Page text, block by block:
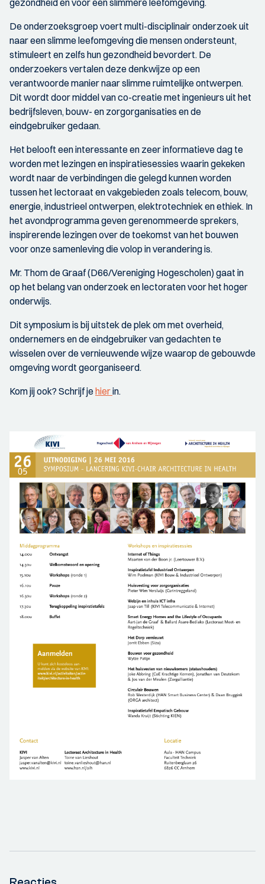
De onderzoeksgroep voert multi-disciplinair onderzoek uit
naar een slimme leefomgeving die mensen ondersteunt,
stimuleert en zelfs hun gezondheid bevordert. De
onderzoekers vertalen deze denkwijze op een
verantwoorde manier naar slimme ruimtelijke ontwerpen.
Dit wordt door middel van co-creatie met ingenieurs uit het
bedrijfsleven, bouw- en zorgorganisaties en de
eindgebruiker gedaan.
Het belooft een interessante en zeer informatieve dag te
worden met lezingen en inspiratiesessies waarin gekeken
wordt naar de verbindingen die gelegd kunnen worden
tussen het lectoraat en vakgebieden zoals telecom, bouw,
energie, industrieel ontwerpen, elektrotechniek en ethiek. In
het avondprogramma geven gerenommeerde sprekers,
inspirerende lezingen over de toekomst van het bouwen
voor onze samenleving die volop in verandering is.
Mr. Thom de Graaf (D66/Vereniging Hogescholen) gaat in
op het belang van onderzoek en lectoraten voor het hoger
onderwijs.
Dit symposium is bij uitstek de plek om met overheid,
ondernemers en de eindgebruiker van gedachten te
wisselen over de vernieuwende wijze waarop de gebouwde
omgeving wordt georganiseerd.
Kom jij ook? Schrijf jehierin.